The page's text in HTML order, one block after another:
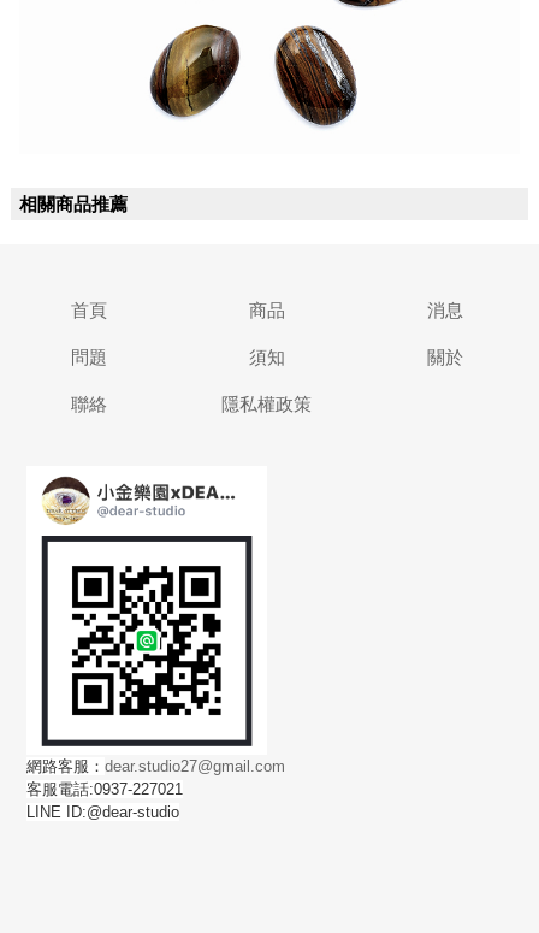
相關商品推薦
首頁 商品 消息
問題 須知 關於
聯絡 隱私權政策
網路客服：dear.studio27@gmail.com
客服電話:0937-227021
LINE ID:@dear-studio